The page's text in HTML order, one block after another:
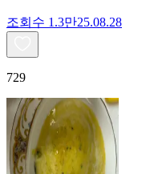
조회수 1.3만25.08.28
729